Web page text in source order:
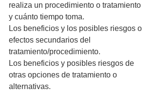
realiza un procedimiento o tratamiento
y cuánto tiempo toma.
Los beneficios y los posibles riesgos o
efectos secundarios del
tratamiento/procedimiento.
Los beneficios y posibles riesgos de
otras opciones de tratamiento o
alternativas.